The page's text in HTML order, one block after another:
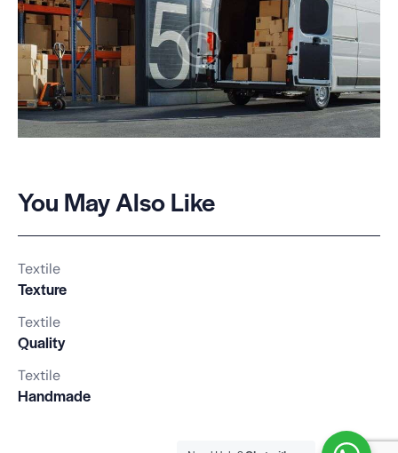
You May Also Like
Textile
Texture
Textile
Quality
Textile
Handmade